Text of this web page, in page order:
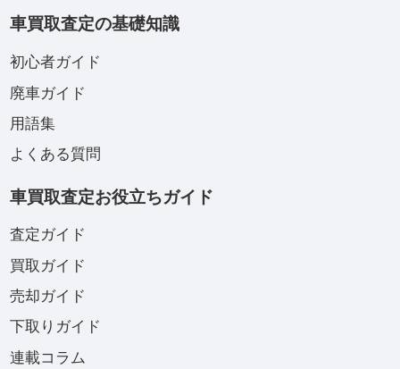
車買取査定の基礎知識
初心者ガイド
廃車ガイド
用語集
よくある質問
車買取査定お役立ちガイド
査定ガイド
買取ガイド
売却ガイド
下取りガイド
連載コラム